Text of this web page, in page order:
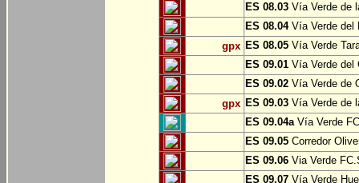
ES 08.03 Vía Verde de
ES 08.04Vía Verde del
gpx ES 08.05 Vía Verde
ES 09.01 Vía Verde del
ES 09.02 Vía Verde de
gpx ES 09.03 Vía Verde de
ES 09.04aVía Verde
ES 09.05 Corredor
ES 09.06 Via Verde
ES 09.07 Vía Verde